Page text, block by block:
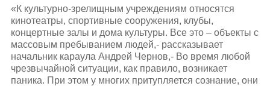
«К культурно-зрелищным учреждениям относятся
кинотеатры, спортивные сооружения, клубы,
концертные залы и дома культуры. Все это – объекты с
массовым пребыванием людей,- рассказывает
начальник караула Андрей Чернов,- Во время любой
чрезвычайной ситуации, как правило, возникает
паника. При этом у многих притупляется сознание, они